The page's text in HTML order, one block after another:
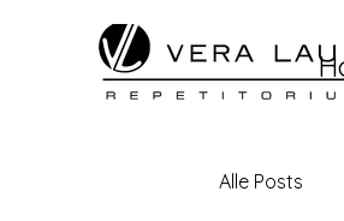
Alle Posts